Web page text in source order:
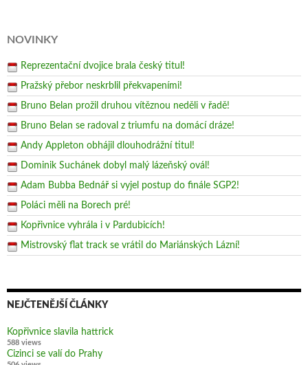
NOVINKY
Reprezentační dvojice brala český titul!
Pražský přebor neskrblil překvapeními!
Bruno Belan prožil druhou vítěznou neděli v řadě!
Bruno Belan se radoval z triumfu na domácí dráze!
Andy Appleton obhájil dlouhodrážní titul!
Dominik Suchánek dobyl malý lázeňský ovál!
Adam Bubba Bednář si vyjel postup do finále SGP2!
Poláci měli na Borech pré!
Kopřivnice vyhrála i v Pardubicích!
Mistrovský flat track se vrátil do Mariánských Lázní!
NEJČTENĚJŠÍ ČLÁNKY
Kopřivnice slavila hattrick
588 views
Cizinci se valí do Prahy